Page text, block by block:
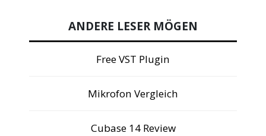
ANDERE LESER MÖGEN
Free VST Plugin
Mikrofon Vergleich
Cubase 14 Review